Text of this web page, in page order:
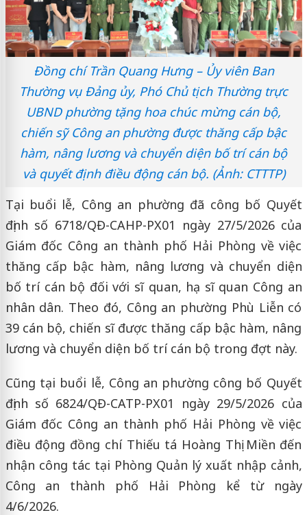
Đồng chí Trần Quang Hưng – Ủy viên Ban
Thường vụ Đảng ủy, Phó Chủ tịch Thường trực
UBND phường tặng hoa chúc mừng cán bộ,
chiến sỹ Công an phường được thăng cấp bậc
hàm, nâng lương và chuyển diện bố trí cán bộ
và quyết định điều động cán bộ. (Ảnh: CTTTP)
Tại buổi lễ, Công an phường đã công bố Quyết
định số 6718/QĐ-CAHP-PX01 ngày 27/5/2026 của
Giám đốc Công an thành phố Hải Phòng về việc
thăng cấp bậc hàm, nâng lương và chuyển diện
bố trí cán bộ đối với sĩ quan, hạ sĩ quan Công an
nhân dân. Theo đó, Công an phường Phù Liễn có
39 cán bộ, chiến sĩ được thăng cấp bậc hàm, nâng
lương và chuyển diện bố trí cán bộ trong đợt này.
Cũng tại buổi lễ, Công an phường công bố Quyết
định số 6824/QĐ-CATP-PX01 ngày 29/5/2026 của
Giám đốc Công an thành phố Hải Phòng về việc
điều động đồng chí Thiếu tá Hoàng Thị Miền đến
nhận công tác tại Phòng Quản lý xuất nhập cảnh,
Công an thành phố Hải Phòng kể từ ngày
4/6/2026.